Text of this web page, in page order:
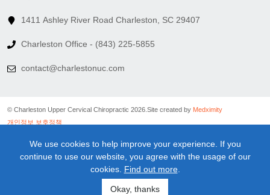
1411 Ashley River Road Charleston, SC 29407
Charleston Office - (843) 225-5855
contact@charlestonuc.com
© Charleston Upper Cervical Chiropractic 2026. Site created by Medximity
개인정보 보호정책
연결 정책
이용 약관
We use cookies to help improve your experience. If you
continue to use our website, you agree with the usage of our
cookies. Find out more.
Okay, thanks